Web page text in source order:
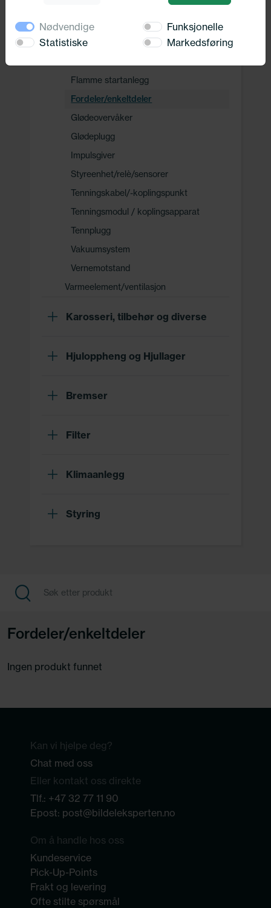
Tenning-/glødeanlegg
Bryter
Flamme startanlegg
Fordeler/enkeltdeler
Glødeovervåker
Glødeplugg
Impulsgiver
Styreenhet/relè/sensorer
Tenningskabel/-koplingspunkt
Tenningsmodul / koplingsapparat
Tennplugg
Vakuumsystem
Vernemotstand
Varmeelement/ventilasjon
Karosseri, tilbehør og diverse
Hjuloppheng og Hjullager
Bremser
Filter
Klimaanlegg
Styring
Fordeler/enkeltdeler
Ingen produkt funnet
Kan vi hjelpe deg?
Chat med oss
Eller kontakt oss direkte
Tlf.: +47 32 77 11 90
Epost: post@bildeleksperten.no
Om å handle hos oss
Kundeservice
Pick-Up-Points
Frakt og levering
Ofte stilte spørsmål
Nødvendige
Funksjonelle
Statistiske
Markedsføring